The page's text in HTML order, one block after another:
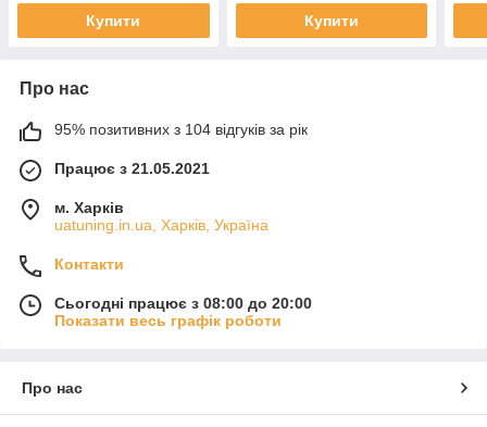
Купити Купити
Про нас
95% позитивних з 104 відгуків за рік
Працює з 21.05.2021
м. Харків
uatuning.in.ua, Харків, Україна
Контакти
Сьогодні працює з 08:00 до 20:00
Показати весь графік роботи
Про нас